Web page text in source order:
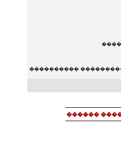
����������
������